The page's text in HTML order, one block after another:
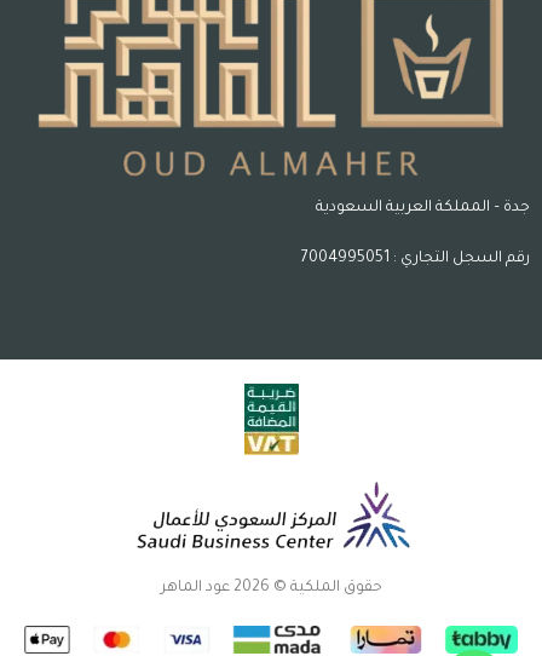
جدة – المملكة العربية السعودية
رقم السجل التجاري : 7004995051
حقوق الملكية © 2026 عود الماهر